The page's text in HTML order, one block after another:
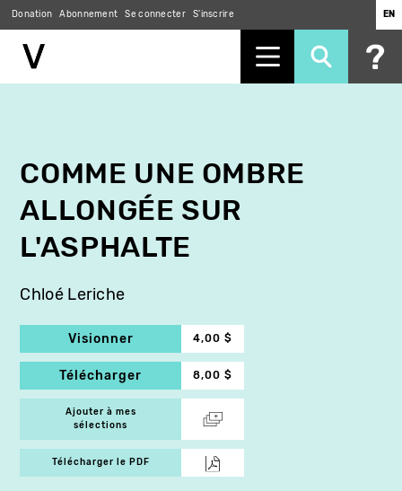
Donation Abonnement Se connecter S'inscrire EN
COMME UNE OMBRE
ALLONGÉE SUR
L'ASPHALTE
Chloé Leriche
Visionner 4,00 $
Télécharger 8,00 $
Ajouter à mes
sélections
Télécharger le PDF